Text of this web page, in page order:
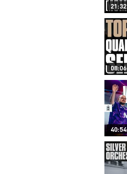
21:32
08:06
40:54